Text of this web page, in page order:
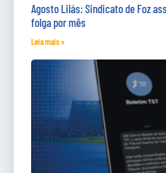
Agosto Lilás: Sindicato de Foz
folga por mês
Leia mais »